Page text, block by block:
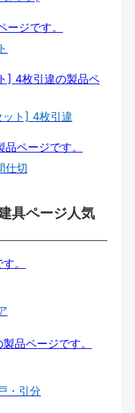
ト] 4枚引違
仕切
具ページ人気
・引分